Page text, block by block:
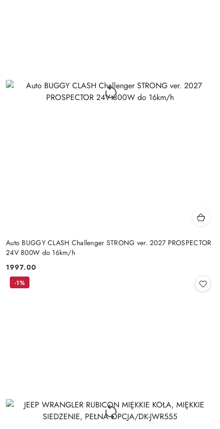
Auto BUGGY CLASH Challenger STRONG ver. 2027 PROSPECTOR
24V 800W do 16km/h
Cena:
1997.00
-1%